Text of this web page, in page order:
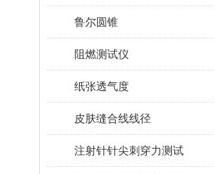
鲁尔圆锥
阻燃测试仪
纸张透气度
皮肤缝合线线径
注射针针尖刺穿力测试